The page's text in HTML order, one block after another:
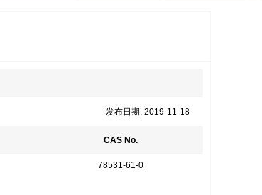
发布日期: 2019-11-18
CAS No.
78531-61-0